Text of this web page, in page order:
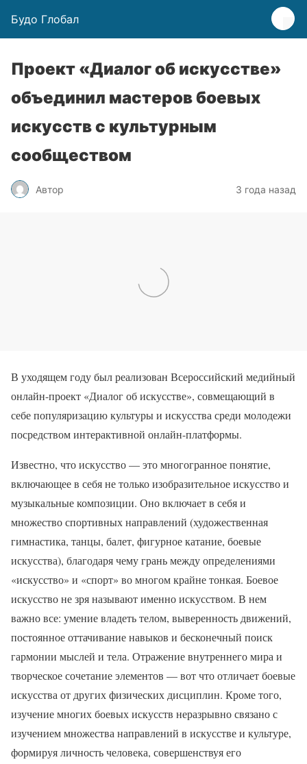
Будо Глобал
Проект «Диалог об искусстве»
объединил мастеров боевых
искусств с культурным
сообществом
Автор 3 года назад
В уходящем году был реализован Всероссийский медийный
онлайн-проект «Диалог об искусстве», совмещающий в
себе популяризацию культуры и искусства среди молодежи
посредством интерактивной онлайн-платформы.
Известно, что искусство — это многогранное понятие,
включающее в себя не только изобразительное искусство и
музыкальные композиции. Оно включает в себя и
множество спортивных направлений (художественная
гимнастика, танцы, балет, фигурное катание, боевые
искусства), благодаря чему грань между определениями
«искусство» и «спорт» во многом крайне тонкая. Боевое
искусство не зря называют именно искусством. В нем
важно все: умение владеть телом, выверенность движений,
постоянное оттачивание навыков и бесконечный поиск
гармонии мыслей и тела. Отражение внутреннего мира и
творческое сочетание элементов — вот что отличает боевые
искусства от других физических дисциплин. Кроме того,
изучение многих боевых искусств неразрывно связано с
изучением множества направлений в искусстве и культуре,
формируя личность человека, совершенствуя его